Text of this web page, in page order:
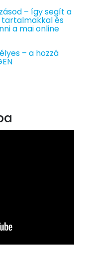
– így segít a
tartalmakkal és
a mai online
– a hozzá